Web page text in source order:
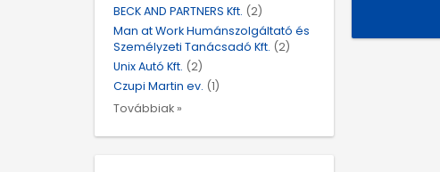
BECK AND PARTNERS Kft. (2)
Man at Work Humánszolgáltató és
Személyzeti Tanácsadó Kft. (2)
Unix Autó Kft. (2)
Czupi Martin ev. (1)
Továbbiak »